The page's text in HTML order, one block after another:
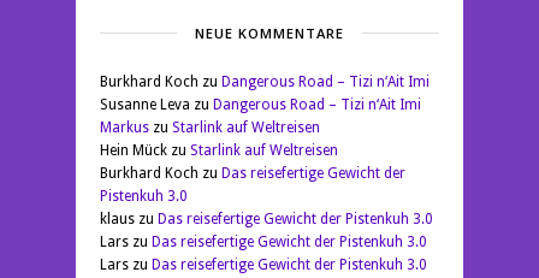
NEUE KOMMENTARE
Burkhard Koch zu Dangerous Road – Tizi n‘Ait Imi
Susanne Leva zu Dangerous Road – Tizi n‘Ait Imi
Markuszu Starlink auf Weltreisen
Hein Mückzu Starlink auf Weltreisen
Burkhard Koch zu Das reisefertige Gewicht der
Pistenkuh 3.0
klauszu Das reisefertige Gewicht der Pistenkuh 3.0
Larszu Das reisefertige Gewicht der Pistenkuh 3.0
Larszu Das reisefertige Gewicht der Pistenkuh 3.0